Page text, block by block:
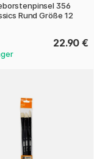
356
Rund Größe 12
22.90 €